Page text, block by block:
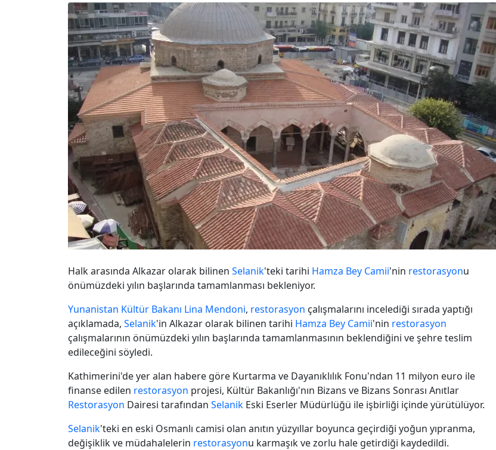
Halk arasında Alkazar olarak bilinen Selanik'teki tarihi Hamza Bey Camii'nin restorasyonu
önümüzdeki yılın başlarında tamamlanması bekleniyor.
Yunanistan Kültür Bakanı Lina Mendoni, restorasyon çalışmalarını incelediği sırada yaptığı
açıklamada, Selanik'in Alkazar olarak bilinen tarihi Hamza Bey Camii'nin restorasyon
çalışmalarının önümüzdeki yılın başlarında tamamlanmasının beklendiğini ve şehre teslim
edileceğini söyledi.
Kathimerini'de yer alan habere göre Kurtarma ve Dayanıklılık Fonu'ndan 11 milyon euro ile
finanse edilen restorasyon projesi, Kültür Bakanlığı'nın Bizans ve Bizans Sonrası Anıtlar
Restorasyon Dairesi tarafından Selanik Eski Eserler Müdürlüğü ile işbirliği içinde yürütülüyor.
Selanik'teki en eski Osmanlı camisi olan anıtın yüzyıllar boyunca geçirdiği yoğun yıpranma,
değişiklik ve müdahalelerin restorasyonu karmaşık ve zorlu hale getirdiği kaydedildi.